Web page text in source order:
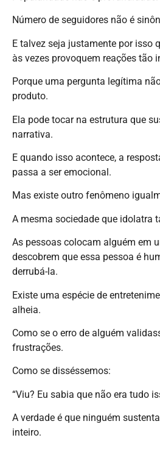
Número de seguidores não é
E talvez seja justamente por isso
às vezes provoquem reações tão
Porque uma pergunta legítima
produto.
Ela pode tocar na estrutura que
narrativa.
E quando isso acontece, a
passa a ser emocional.
Mas existe outro fenômeno
A mesma sociedade que idolatra
As pessoas colocam alguém em
descobrem que essa pessoa é
derrubá-la.
Existe uma espécie de
alheia.
Como se o erro de alguém
frustrações.
Como se disséssemos:
“Viu? Eu sabia que não era tudo
A verdade é que ninguém
inteiro.